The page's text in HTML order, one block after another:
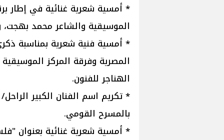
* أمسية شعرية غنائية في إطار
الموسيقية والشاعر محمد
* أمسية فنية شعرية بمناسبة
المصرية وفرقة المركز
الهناجر للفنون.
* تكريم اسم الفنان الكبير
بالمسرح القومي.
* أمسية شعرية غنائية بعنوان